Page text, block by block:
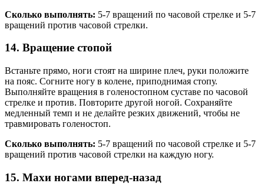
Сколько выполнять: 5-7 вращений по часовой стрелке и 5-7
вращений против часовой стрелки.
14. Вращение стопой
Встаньте прямо, ноги стоят на ширине плеч, руки положите
на пояс. Согните ногу в колене, приподнимая стопу.
Выполняйте вращения в голеностопном суставе по часовой
стрелке и против. Повторите другой ногой. Сохраняйте
медленный темп и не делайте резких движений, чтобы не
травмировать голеностоп.
Сколько выполнять: 5-7 вращений по часовой стрелке и 5-7
вращений против часовой стрелки на каждую ногу.
15. Махи ногами вперед-назад